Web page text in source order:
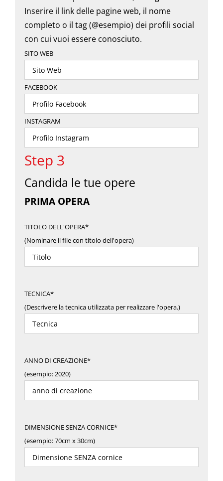
Inserire il link delle pagine web, il nome
completo o il tag (@esempio) dei profili social
con cui vuoi essere conosciuto.
SITO WEB
FACEBOOK
INSTAGRAM
Step 3
Candida le tue opere
PRIMA OPERA
TITOLO DELL'OPERA*
(Nominare il file con titolo dell'opera)
TECNICA*
(Descrivere la tecnica utilizzata per realizzare l'opera.)
ANNO DI CREAZIONE*
(esempio: 2020)
DIMENSIONE SENZA CORNICE*
(esempio: 70cm x 30cm)